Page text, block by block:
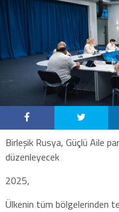
Birleşik Rusya, Güçlü Aile
düzenleyecek
2025,
Ülkenin tüm bölgelerinden